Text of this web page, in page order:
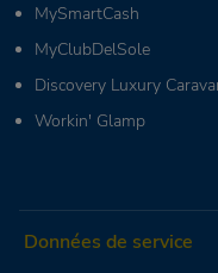
MySmartCash
MyClubDelSole
Discovery Luxury
Workin' Glamp
Données de service